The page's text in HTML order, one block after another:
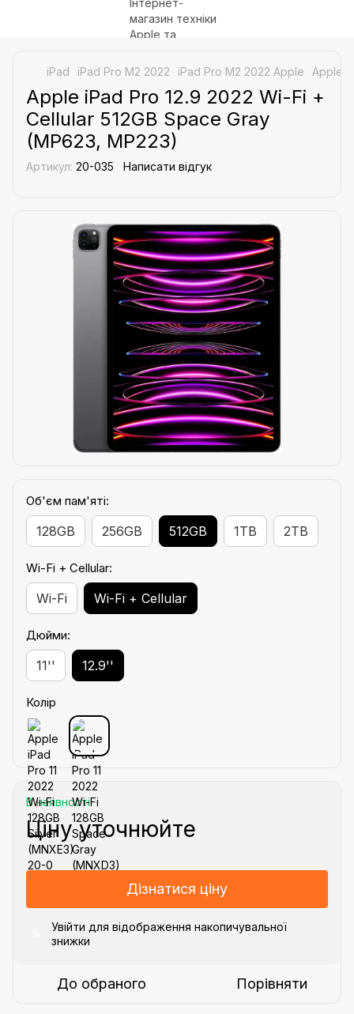
iPad iPad Pro M2 2022 iPad Pro M2 2022 Apple Apple
Apple iPad Pro 12.9 2022 Wi-Fi +
Cellular 512GB Space Gray
(MP623, MP223)
Артикул: 20-035 Написати відгук
Об'єм пам'яті:
128GB 256GB 512GB 1TB 2TB
Wi-Fi + Cellular:
Wi-Fi Wi-Fi + Cellular
Дюйми:
11'' 12.9''
Колір
В наявності
Ціну уточнюйте
Дізнатися ціну
Увійти для відображення накопичувальної
знижки
До обраного Порівняти